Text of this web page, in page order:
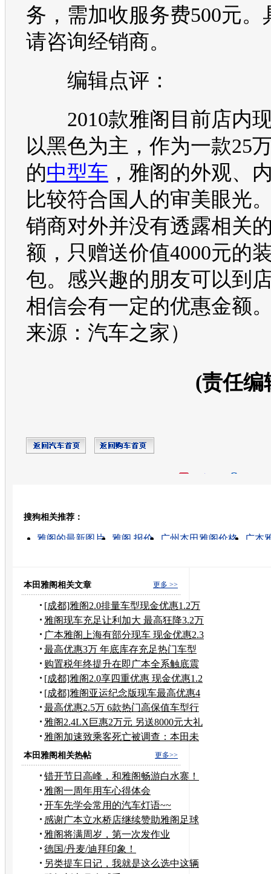
务，需加收服务费500元。
请咨询经销商。
编辑点评：
2010款雅阁 目前店内
以黑色为主，作为一款25
的中型车 ， 雅阁的外观、
比较符合国人的审美眼光
销商对外并没有透露相关
额，只赠送价值4000元的
包。感兴趣的朋友可以到
相信会有一定的优惠金额
来源：汽车之家）
(责任编
搜狗相关推荐：
雅阁的最新图片 雅阁 报价 广州本田雅阁价格
广本
更多 >>
本田雅阁相关文章
[成都]雅阁2.0排量车型现金优惠1.2万
元
雅阁现车充足让利加大 最高狂降3.2万
元
广本雅阁上海有部分现车 现金优惠2.3
万
最高优惠3万 年底库存充足热门车型
调查
购置税年终提升在即广本全系触底震
撼价
[成都]雅阁2.0享四重优惠 现金优惠1.2
万
[成都]雅阁亚运纪念版现车最高优惠4
万元
最高优惠2.5万 6款热门高保值车型行
情
雅阁2.4LX巨惠2万元 另送8000元大礼
包
雅阁加速致乘客死亡被调查：本田未
回应
更多>>
本田雅阁相关热帖
错开节日高峰，和雅阁畅游白水寨！
雅阁一周年用车心得体会
开车先学会常用的汽车灯语~~
感谢广本立水桥店继续赞助雅阁足球
队！！！
雅阁将满周岁，第一次发作业
德国/丹麦/迪拜印象！
另类提车日记，我就是这么选中这辆